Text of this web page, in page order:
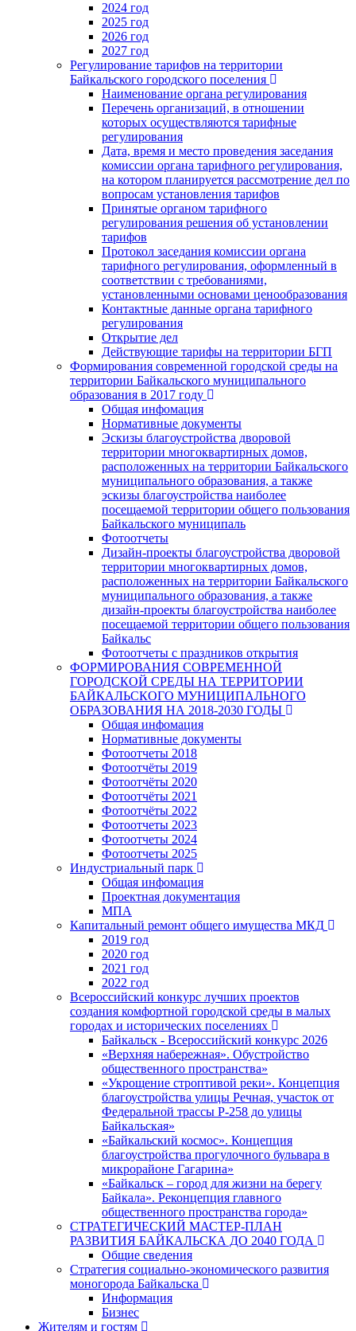
2024 год
2025 год
2026 год
2027 год
Регулирование тарифов на территории
Байкальского городского поселения
Наименование органа регулирования
Перечень организаций, в отношении
которых осуществляются тарифные
регулирования
Дата, время и место проведения заседания
комиссии органа тарифного регулирования,
на котором планируется рассмотрение дел по
вопросам установления тарифов
Принятые органом тарифного
регулирования решения об установлении
тарифов
Протокол заседания комиссии органа
тарифного регулирования, оформленный в
соответствии с требованиями,
установленными основами ценообразования
Контактные данные органа тарифного
регулирования
Открытие дел
Действующие тарифы на территории БГП
Формирования современной городской среды на
территории Байкальского муниципального
образования в 2017 году
Общая инфомация
Нормативные документы
Эскизы благоустройства дворовой
территории многоквартирных домов,
расположенных на территории Байкальского
муниципального образования, а также
эскизы благоустройства наиболее
посещаемой территории общего пользования
Байкальского муниципаль
Фотоотчеты
Дизайн-проекты благоустройства дворовой
территории многоквартирных домов,
расположенных на территории Байкальского
муниципального образования, а также
дизайн-проекты благоустройства наиболее
посещаемой территории общего пользования
Байкальс
Фотоотчеты с праздников открытия
ФОРМИРОВАНИЯ СОВРЕМЕННОЙ
ГОРОДСКОЙ СРЕДЫ НА ТЕРРИТОРИИ
БАЙКАЛЬСКОГО МУНИЦИПАЛЬНОГО
ОБРАЗОВАНИЯ НА 2018-2030 ГОДЫ
Общая инфомация
Нормативные документы
Фотоотчеты 2018
Фотоотчёты 2019
Фотоотчёты 2020
Фотоотчёты 2021
Фотоотчёты 2022
Фотоотчеты 2023
Фотоотчеты 2024
Фотоотчеты 2025
Индустриальный парк
Общая инфомация
Проектная документация
МПА
Капитальный ремонт общего имущества МКД
2019 год
2020 год
2021 год
2022 год
Всероссийский конкурс лучших проектов
создания комфортной городской среды в малых
городах и исторических поселениях
Байкальск - Всероссийский конкурс 2026
«Верхняя набережная». Обустройство
общественного пространства»
«Укрощение строптивой реки». Концепция
благоустройства улицы Речная, участок от
Федеральной трассы Р-258 до улицы
Байкальская»
«Байкальский космос». Концепция
благоустройства прогулочного бульвара в
микрорайоне Гагарина»
«Байкальск – город для жизни на берегу
Байкала». Реконцепция главного
общественного пространства города»
СТРАТЕГИЧЕСКИЙ МАСТЕР-ПЛАН
РАЗВИТИЯ БАЙКАЛЬСКА ДО 2040 ГОДА
Общие сведения
Стратегия социально-экономического развития
моногорода Байкальска
Информация
Бизнес
Жителям и гостям